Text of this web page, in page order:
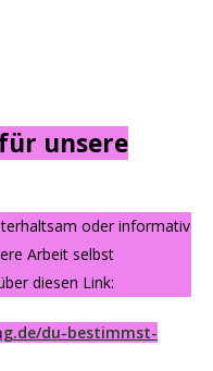
unsere
oder informativ
Arbeit selbst
diesen Link:
du-bestimmst-